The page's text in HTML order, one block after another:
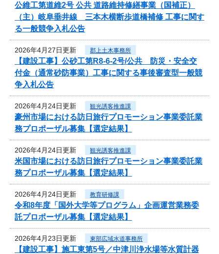
公維工第道維2号 公共 道路維持修繕事業（国補正）
（主）岐阜垂井線 三本木横断歩道橋補修 工事に関す
る一般競争入札公告
2026年4月27日更新 郡上土木事務所
【建設工事】公砂工第R8-6-2号/公共 防災・安全交
付金（通常砂防事業）工事に関する事後審査型一般競
争入札公告
2026年4月24日更新 観光誘客推進課
豪州市場における訪日旅行プロモーション事業委託業
務プロポーザル募集【選定結果】
2026年4月24日更新 観光誘客推進課
米国市場における訪日旅行プロモーション事業委託業
務プロポーザル募集【選定結果】
2026年4月24日更新 教育研修課
令和8年度「国外大学等プログラム」企画運営業務委
託プロポーザル募集【選定結果】
2026年4月23日更新 東部広域水道事務所
【建設工事】施工東第5号／中津川浄水場等水質計器